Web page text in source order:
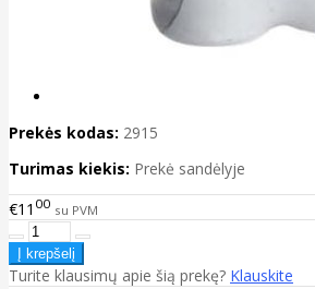
Prekės kodas: 2915
Turimas kiekis: Prekė sandėlyje
€11 00 su PVM
Turite klausimų apie šią prekę? Klauskite